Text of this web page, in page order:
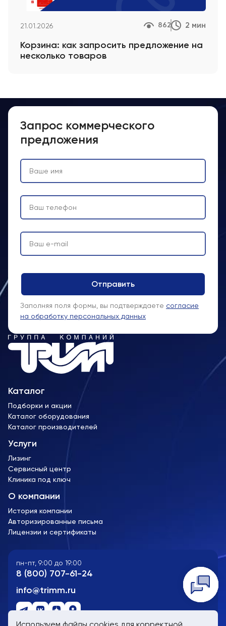
21.01.2026 862 2 мин
Корзина: как запросить предложение на
несколько товаров
Каталог
Подборки и акции
Каталог оборудования
Каталог производителей
Услуги
Лизинг
Сервисный центр
Клиника под ключ
О компании
История компании
Авторизированные письма
Лицензии и сертификаты
пн-пт, 9:00 до 19:00
8 (800) 707-61-24
info@trimm.ru
Запрос коммерческого
предложения
Заполняя поля формы, вы подтверждаете согласие
на обработку персональных данных